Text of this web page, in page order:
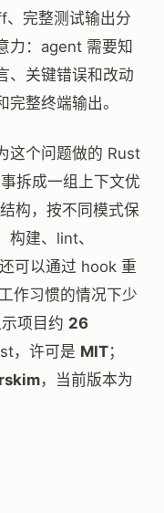
完整测试输出分
力：agent 需要知
、关键错误和改动
整终端输出。
这个问题做的 Rust
拆成一组上下文优
构，按不同模式保
构建、lint、
可以通过 hook 重
作习惯的情况下少
项目约 26
，许可是 MIT；
rskim，当前版本为